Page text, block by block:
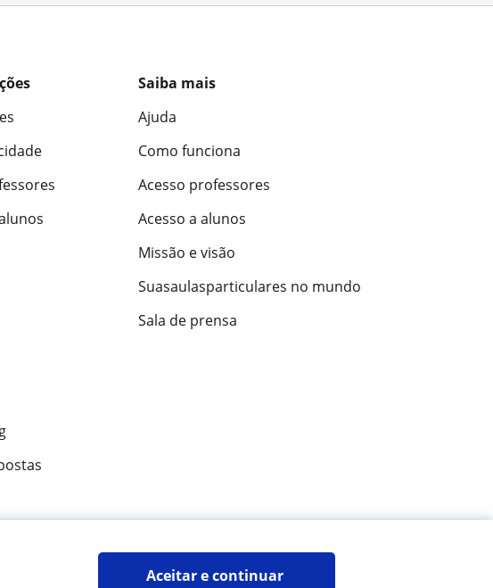
Aceitar e continuar
Saiba mais
Ajuda
Como funciona
Acesso professores
Acesso a alunos
Missão e visão
Suasaulasparticulares no mundo
Sala de prensa
opiniões de alunos